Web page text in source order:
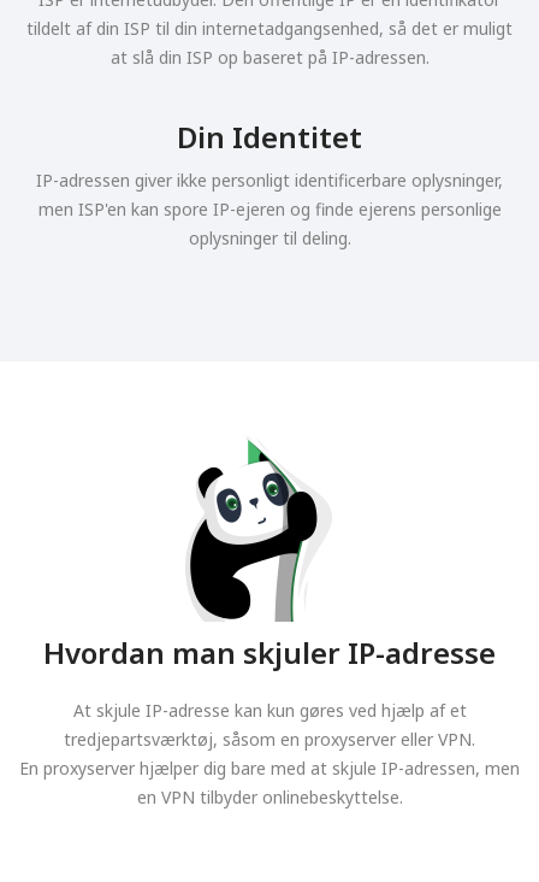
tildelt af din ISP til din internetadgangsenhed, så det er muligt
at slå din ISP op baseret på IP-adressen.
Din Identitet
IP-adressen giver ikke personligt identificerbare oplysninger,
men ISP'en kan spore IP-ejeren og finde ejerens personlige
oplysninger til deling.
Hvordan man skjuler IP-adresse
At skjule IP-adresse kan kun gøres ved hjælp af et
tredjepartsværktøj, såsom en proxyserver eller VPN.
En proxyserver hjælper dig bare med at skjule IP-adressen, men
en VPN tilbyder onlinebeskyttelse.